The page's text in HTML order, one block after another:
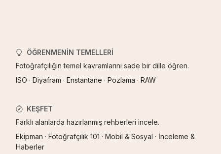
ÖĞRENMENIN TEMELLERI
Fotoğrafçılığın temel kavramlarını sade bir dille öğren.
ISO · Diyafram · Enstantane · Pozlama · RAW
KEŞFET
Farklı alanlarda hazırlanmış rehberleri incele.
Ekipman · Fotoğrafçılık 101 · Mobil & Sosyal · İnceleme &
Haberler